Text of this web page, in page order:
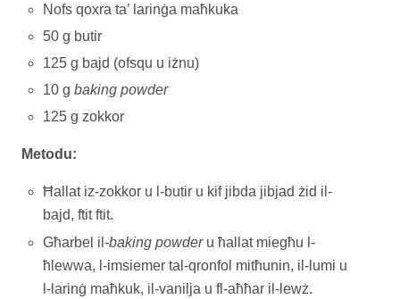
Nofs qoxra ta’ larinġa maħkuka
50 g butir
125 g bajd (ofsqu u iżnu)
10 gbaking powder
125 g zokkor
Metodu:
Ħallat iz-zokkor u l-butir u kif jibda jibjad żid il-
bajd, ftit ftit.
Għarbel il-baking powderu ħallat miegħu l-
ħlewwa, l-imsiemer tal-qronfol mitħunin, il-lumi u
l-larinġ maħkuk, il-vanilja u fl-aħħar il-lewż.